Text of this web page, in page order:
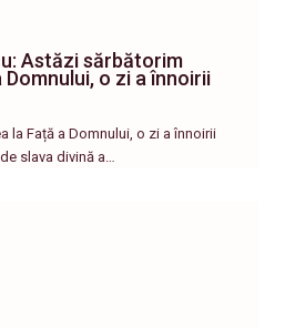
Astăzi sărbătorim
o zi a înnoirii
la Față a Domnului, o zi a înnoirii
slava divină a…